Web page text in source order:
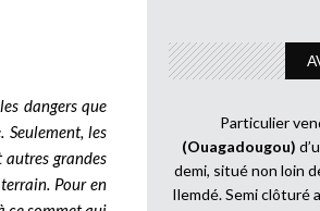
dangers que
les
grandes
Pour en
Particulier
(Ouagadougou)
demi, situé non loin
Ilemdé. Semi clôturé